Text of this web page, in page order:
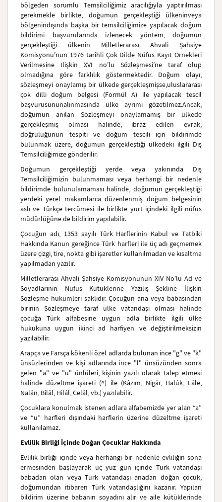
bölgeden sorumlu Temsilciliğimiz aracılığıyla yaptırılması
gerekmekle birlikte, doğumun gerçekleştiği ülkeninveya
bölgenindışında başka bir temsilciliğimize yapılacak doğum
bildirimi başvurularında izlenecek yöntem, doğumun
gerçekleştiği ülkenin Milletlerarası Ahvali Şahsiye
Komisyonu’nun 1976 tarihli Çok Dilde Nüfus Kayıt Örnekleri
Verilmesine İlişkin XVI no’lu Sözleşmesi’ne taraf olup
olmadığına göre farklılık göstermektedir. Doğum olayı,
sözleşmeyi onaylamış bir ülkede gerçekleşmişse,uluslararası
çok dilli doğum belgesi (Formül A) ile yapılacak tescil
başvurusununalınmasında ülke ayrımı gözetilmez.Ancak,
doğumun anılan Sözleşmeyi onaylamamış bir ülkede
gerçekleşmiş olması halinde, ibraz edilen evrak,
doğruluğunun tespiti ve doğum tescili için bildirimde
bulunmak üzere, doğumun gerçekleştiği ülkedeki ilgili Dış
Temsilciliğimize gönderilir.
Doğumun gerçekleştiği yerde veya yakınında Dış
Temsilciliğimizin bulunmaması veya herhangi bir nedenle
bildirimde bulunulamaması halinde, doğumun gerçekleştiği
yerdeki yerel makamlarca düzenlenmiş doğum belgesinin
aslı ve Türkçe tercümesi ile birlikte yurt içindeki ilgili nüfus
müdürlüğüne de bildirim yapılabilir.
Çocuğun adı, 1353 sayılı Türk Harflerinin Kabul ve Tatbiki
Hakkında Kanun gereğince Türk harfleri ile üç adı geçmemek
üzere çizgi, tire, nokta gibi işaretler kullanılmadan ve kısaltma
yapılmadan yazılır.
Milletlerarası Ahvali Şahsiye Komisyonunun XIV No’lu Ad ve
Soyadlarının Nüfus Kütüklerine Yazılış Şekline İlişkin
Sözleşme hükümleri saklıdır. Çocuğun ana veya babasından
birinin Sözleşmeye taraf ülke vatandaşı olması halinde
çocuğa Türk alfabesine uygun adla birlikte ilgili ülke
hukukuna uygun ikinci ad harfiyen ve değiştirilmeksizin
yazılabilir.
Arapça ve Farsça kökenli özel adlarda bulunan ince "g" ve "k"
ünsüzlerinden ve kişi adlarında ince "l" ünsüzünden sonra
gelen "a" ve "u" ünlüleri, kişinin yazılı olarak talep etmesi
halinde düzeltme işareti (^) ile (Kâzım, Nigâr, Halûk, Lâle,
Nalân, Bilâl, Hilâl, Celâl, vb.) yazılabilir.
Çocuklara konulmak istenen adlara alfabemizde yer alan “a”
ve “u” harfleri dışındaki harflerin üzerine düzeltme işareti
kullanılamaz.
Evlilik Birliği İçinde Doğan Çocuklar Hakkında
Evlilik birliği içinde veya herhangi bir nedenle evliliğin sona
ermesinden başlayarak üç yüz gün içinde Türk vatandaşı
babadan olan veya Türk vatandaşı anadan doğan çocuk,
doğumundan itibaren Türk vatandaşlığını kazanır. Yapılan
bildirim üzerine babanın soyadını alır ve aile kütüklerinde